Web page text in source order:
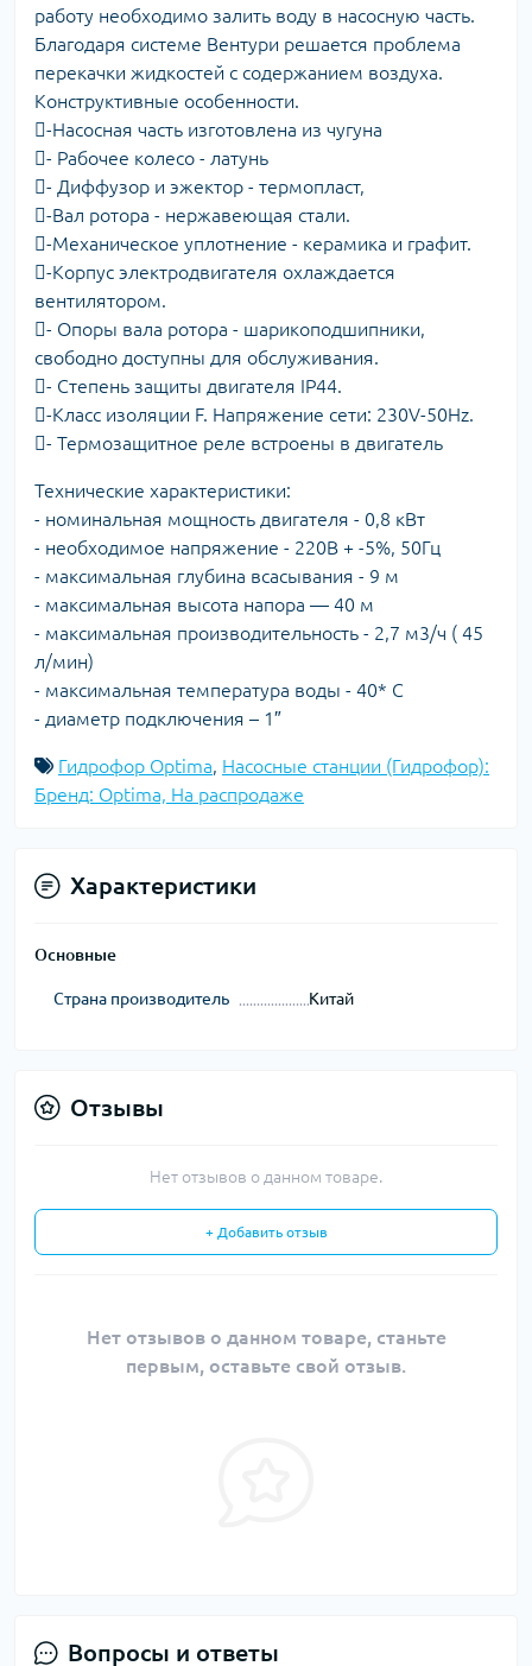
работу необходимо залить воду в насосную часть.
Благодаря системе Вентури решается проблема
перекачки жидкостей с содержанием воздуха.
Конструктивные особенности.
-Насосная часть изготовлена из чугуна
- Рабочее колесо - латунь
- Диффузор и эжектор - термопласт,
-Вал ротора - нержавеющая стали.
-Механическое уплотнение - керамика и графит.
-Корпус электродвигателя охлаждается
вентилятором.
- Опоры вала ротора - шарикоподшипники,
свободно доступны для обслуживания.
- Степень защиты двигателя IP44.
-Класс изоляции F. Напряжение сети: 230V-50Hz.
- Термозащитное реле встроены в двигатель
Технические характеристики:
- номинальная мощность двигателя - 0,8 кВт
- необходимое напряжение - 220В + -5%, 50Гц
- максимальная глубина всасывания - 9 м
- максимальная высота напора ― 40 м
- максимальная производительность - 2,7 м3/ч ( 45
л/мин)
- максимальная температура воды - 40* С
- диаметр подключения – 1″
Гидрофор Optima Насосные станции (Гидрофор):
Бренд: Optima, На распродаже
Характеристики
Основные
Страна производитель Китай
Отзывы
Нет отзывов о данном товаре.
+ Добавить отзыв
Нет отзывов о данном товаре, станьте
первым, оставьте свой отзыв.
Вопросы и ответы